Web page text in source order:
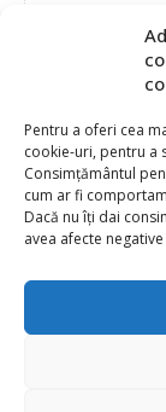
Pentru a oferi cea
cookie-uri, pentru a
Consimțământul
cum ar fi
Dacă nu îți dai
avea afecte
Analog
Anritsu
Ansys
APS
Arduino
Arm
Asentics
ATEN
Abonament